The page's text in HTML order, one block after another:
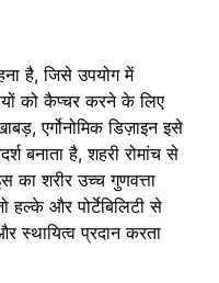
है, जिसे उपयोग में
को कैप्चर करने के लिए
एर्गोनोमिक डिज़ाइन इसे
बनाता है, शहरी रोमांच से
शरीर उच्च गुणवत्ता
हल्के और पोर्टेबिलिटी से
स्थायित्व प्रदान करता